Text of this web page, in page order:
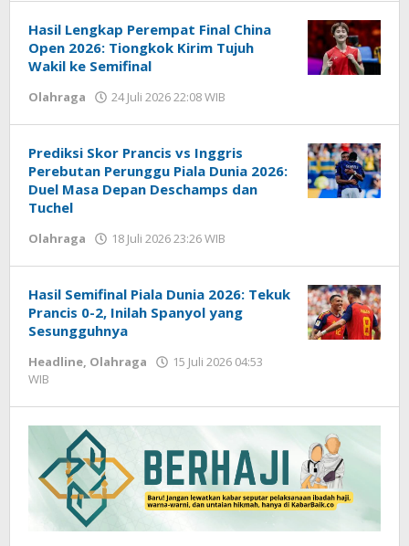
Hasil Lengkap Perempat Final China
Open 2026: Tiongkok Kirim Tujuh
Wakil ke Semifinal
Olahraga 24 Juli 2026 22:08 WIB
Prediksi Skor Prancis vs Inggris
Perebutan Perunggu Piala Dunia 2026:
Duel Masa Depan Deschamps dan
Tuchel
Olahraga 18 Juli 2026 23:26 WIB
Hasil Semifinal Piala Dunia 2026: Tekuk
Prancis 0-2, Inilah Spanyol yang
Sesungguhnya
Headline, Olahraga
15 Juli 2026 04:53
WIB